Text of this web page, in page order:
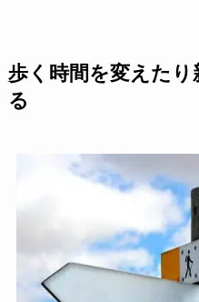
歩く時間を変えた
る